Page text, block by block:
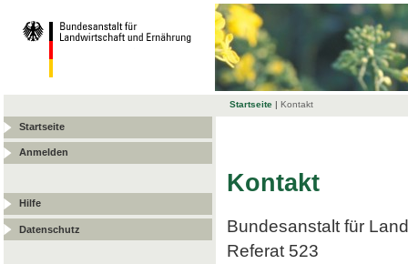
Startseite | Kontakt
Startseite
Anmelden
Hilfe
Datenschutz
Kontakt
Bundesanstalt für
Referat 523